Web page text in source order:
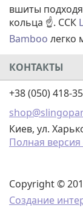
вшиты
кольца ☝️. ССК
Bamboo легко
КОНТАКТЫ
+38 (050) 418-
Киев, ул.
Полная версия
Copyright ©
Создание